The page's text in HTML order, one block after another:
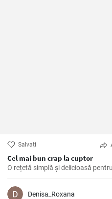
Salvați
Cel mai bun crap la cuptor
O rețetă simplă și delicioasă
Denisa_Roxana